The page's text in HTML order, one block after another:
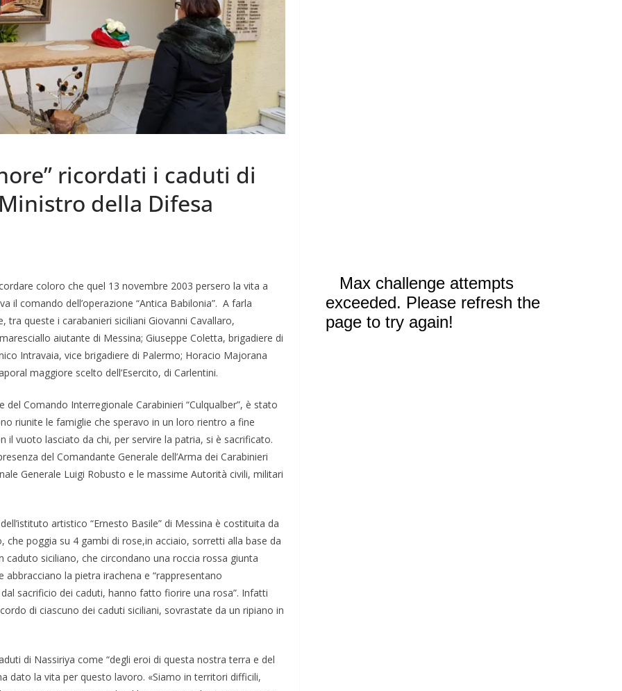
ricordati i caduti di
della Difesa
coloro che quel 13 novembre 2003 persero la vita a
il comando dell’operazione “Antica Babilonia”. A farla
queste i carabanieri siciliani Giovanni Cavallaro,
aiutante di Messina; Giuseppe Coletta, brigadiere di
Intravaia, vice brigadiere di Palermo; Horacio Majorana
maggiore scelto dell’Esercito, di Carlentini.
del Comando Interregionale Carabinieri “Culqualber”, è stato
riunite le famiglie che speravo in un loro rientro a fine
il vuoto lasciato da chi, per servire la patria, si è sacrificato.
del Comandante Generale dell’Arma dei Carabinieri
Generale Luigi Robusto e le massime Autorità civili, militari
artistico “Ernesto Basile” di Messina è costituita da
che poggia su 4 gambi di rose,in acciaio, sorretti alla base da
caduto siciliano, che circondano una roccia rossa giunta
la pietra irachena e “rappresentano
sacrificio dei caduti, hanno fatto fiorire una rosa”. Infatti
di ciascuno dei caduti siciliani, sovrastate da un ripiano in
di Nassiriya come “degli eroi di questa nostra terra e del
dato la vita per questo lavoro. «Siamo in territori difficili,